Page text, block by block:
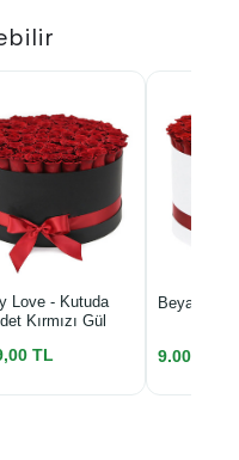
Love - Kutuda
Kırmızı Gül
TL
Beyaz
9.000,00